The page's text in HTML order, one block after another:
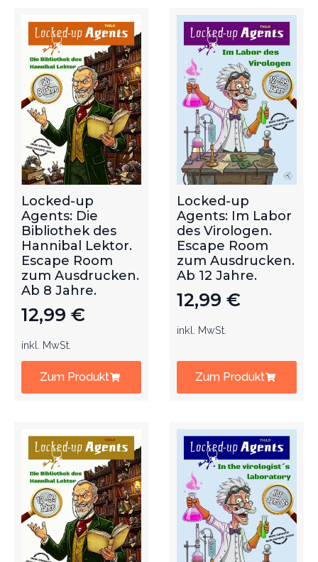
Locked-up
Agents: Die
Bibliothek des
Hannibal Lektor.
Escape Room
zum Ausdrucken.
Ab 8 Jahre.
12,99 €
inkl. MwSt.
Zum Produkt
Locked-up
Agents: Im Labor
des Virologen.
Escape Room
zum Ausdrucken.
Ab 12 Jahre.
12,99 €
inkl. MwSt.
Zum Produkt